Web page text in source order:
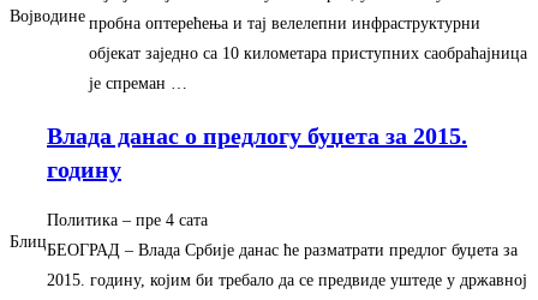
Војводине пробна оптерећења и тај велелепни инфраструктурни
објекат заједно са 10 километара приступних саобраћајница
је спреман …
Блиц
Влада данас о предлогу буџета за 2015.
годину
Политика – ‎пре 4 сата‎
БЕОГРАД – Влада Србије данас ће разматрати предлог буџета за
2015. годину, којим би требало да се предвиде уштеде у државној